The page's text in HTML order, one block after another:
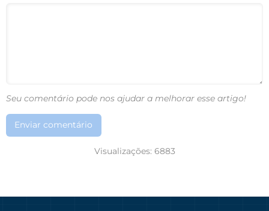
Seu comentário pode nos ajudar a melhorar esse artigo!
Enviar comentário
Visualizações: 6883